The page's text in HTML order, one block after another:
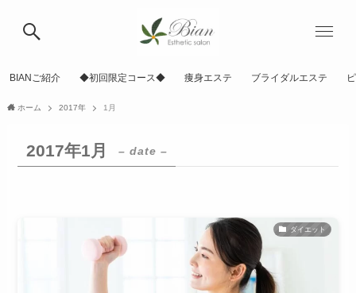
BIANご紹介 ◆初回限定コース◆ 痩身エステ ブライダルエステ
ホーム 2017年 1月
2017年1月 – date –
ダイエット